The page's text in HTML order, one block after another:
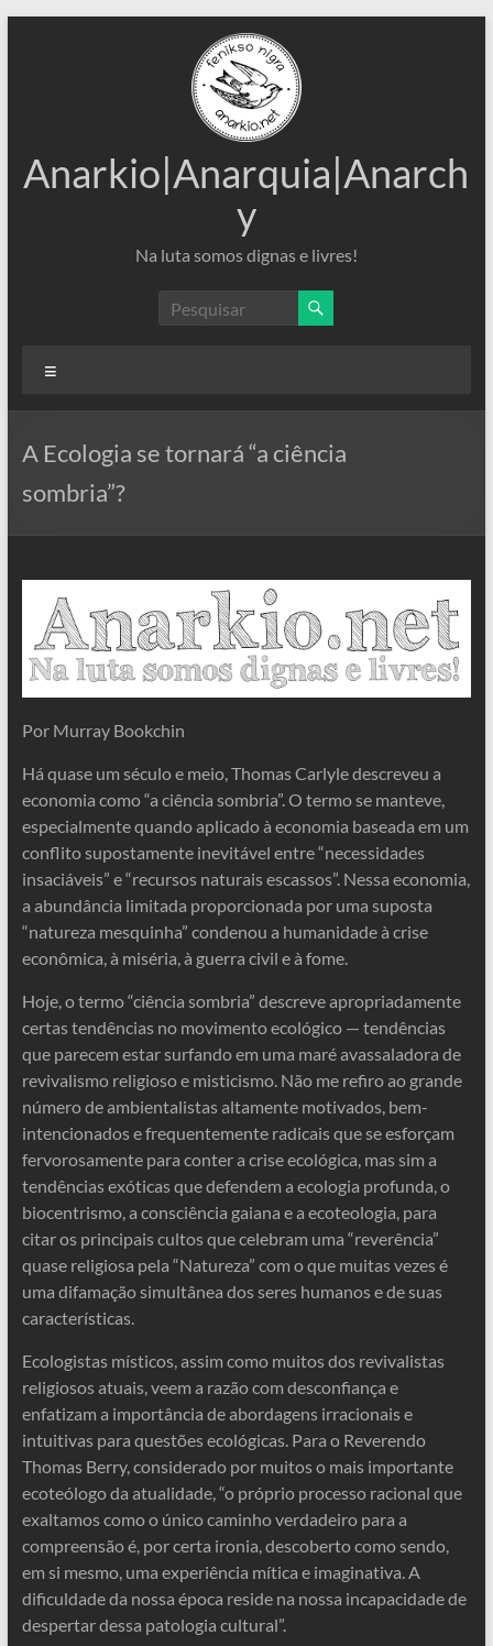
Anarkio|Anarquia|Anarch
y
Na luta somos dignas e livres!
A Ecologia se tornará “a ciência
sombria”?
Por Murray Bookchin
Há quase um século e meio, Thomas Carlyle descreveu a
economia como “a ciência sombria”. O termo se manteve,
especialmente quando aplicado à economia baseada em um
conflito supostamente inevitável entre “necessidades
insaciáveis” e “recursos naturais escassos”. Nessa economia,
a abundância limitada proporcionada por uma suposta
“natureza mesquinha” condenou a humanidade à crise
econômica, à miséria, à guerra civil e à fome.
Hoje, o termo “ciência sombria” descreve apropriadamente
certas tendências no movimento ecológico — tendências
que parecem estar surfando em uma maré avassaladora de
revivalismo religioso e misticismo. Não me refiro ao grande
número de ambientalistas altamente motivados, bem-
intencionados e frequentemente radicais que se esforçam
fervorosamente para conter a crise ecológica, mas sim a
tendências exóticas que defendem a ecologia profunda, o
biocentrismo, a consciência gaiana e a ecoteologia, para
citar os principais cultos que celebram uma “reverência”
quase religiosa pela “Natureza” com o que muitas vezes é
uma difamação simultânea dos seres humanos e de suas
características.
Ecologistas místicos, assim como muitos dos revivalistas
religiosos atuais, veem a razão com desconfiança e
enfatizam a importância de abordagens irracionais e
intuitivas para questões ecológicas. Para o Reverendo
Thomas Berry, considerado por muitos o mais importante
ecoteólogo da atualidade, “o próprio processo racional que
exaltamos como o único caminho verdadeiro para a
compreensão é, por certa ironia, descoberto como sendo,
em si mesmo, uma experiência mítica e imaginativa. A
dificuldade da nossa época reside na nossa incapacidade de
despertar dessa patologia cultural”.